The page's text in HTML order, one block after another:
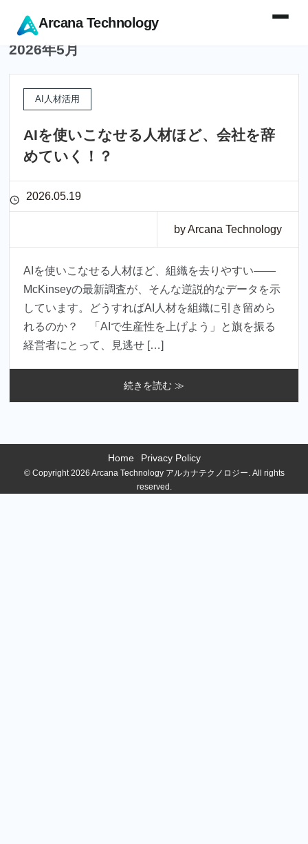
Arcana Technology
2026年5月
AI人材活用
AIを使いこなせる人材ほど、会社を辞
めていく！？
2026.05.19
by Arcana Technology
AIを使いこなせる人材ほど、組織を去りやすい——
McKinseyの最新調査が、そんな逆説的なデータを示
しています。どうすればAI人材を組織に引き留めら
れるのか？ 「AIで生産性を上げよう」と旗を振る
経営者にとって、見逃せ […]
続きを読む ≫
Home Privacy Policy
© Copyright 2026 Arcana Technology アルカナテクノロジー. All rights
reserved.